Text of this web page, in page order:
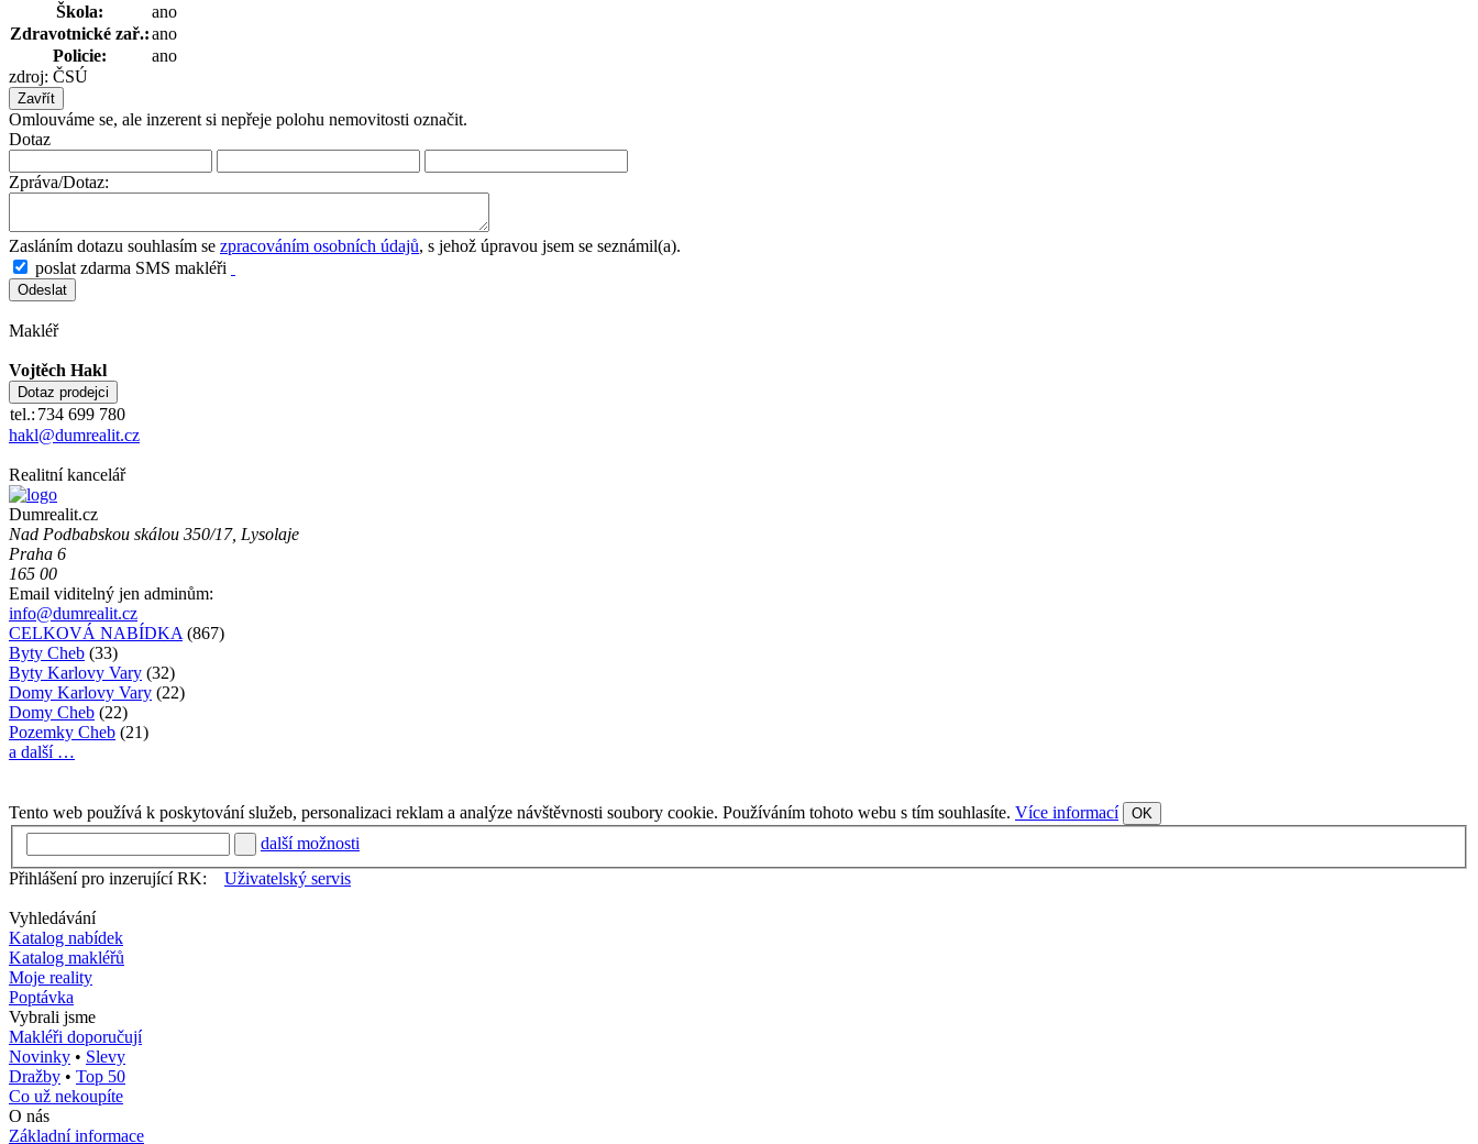
Škola:
ano
Zdravotnické zař.:ano
Policie:
ano
zdroj: ČSÚ
Zavřít
Omlouváme se, ale inzerent si nepřeje polohu nemovitosti označit.
Dotaz
Zpráva/Dotaz:
Zasláním dotazu souhlasím se zpracováním osobních údajů, s jehož úpravou jsem se seznámil(a).
poslat zdarma SMS makléři
Makléř
Vojtěch Hakl
tel.: 734 699 780
hakl@dumrealit.cz
Realitní kancelář
Dumrealit.cz
Nad Podbabskou skálou 350/17, Lysolaje
Praha 6
165 00
Email viditelný jen adminům:
info@dumrealit.cz
CELKOVÁ NABÍDKA (867)
Byty Cheb (33)
Byty Karlovy Vary (32)
Domy Karlovy Vary (22)
Domy Cheb (22)
Pozemky Cheb (21)
a další …
Tento web používá k poskytování služeb, personalizaci reklam a analýze návštěvnosti soubory cookie. Používáním tohoto webu s tím souhlasíte. Více informací OK
další možnosti
Přihlášení pro inzerující RK:
Uživatelský servis
Vyhledávání
Katalog nabídek
Katalog makléřů
Moje reality
Poptávka
Vybrali jsme
Makléři doporučují
Novinky • Slevy
Dražby • Top 50
Co už nekoupíte
O nás
Základní informace